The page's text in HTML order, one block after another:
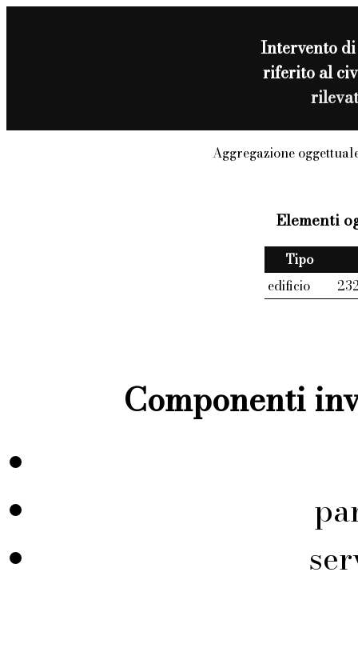
Intervento
riferito al
Aggregazione
Elementi
Tipo
edificio
Componenti